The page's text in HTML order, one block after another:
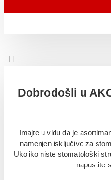
Dobrodošli u
Imajte u vidu da je
namenjen isključivo za
Ukoliko niste stomatološki
napustite